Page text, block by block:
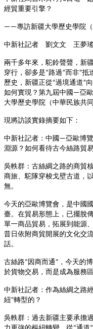
經貿重要引擎？
——專訪新疆大學歷史學院
中新社記者 劉文文 王夢
兩千多年來，駝鈴聲聲，新
穿行，卻多是“路過”而非“抵
歷史，新疆正從“過境通道”向
如何實現？第九屆中國 —亞
大學歷史學院（中華民族共
現將訪談實錄摘要如下：
中新社記者：中國 —亞歐博
淵源？如何看待古今絲路貿
吳軼群：古絲綢之路的商貿
商旅、駝隊穿梭戈壁古道，
無。
今天的亞歐博覽會，是中國
臺。在貿易形態上，已擺脫
單一商品貿易，拓展到能源
昔日依附商貿開展的文化交
話。
古絲路“ 因商而通 ” ，今天的
於貨物交易，而是成為服務
中新社記者：作為絲綢之路
紐”轉型的？
吳軼群：過去新疆主要承擔